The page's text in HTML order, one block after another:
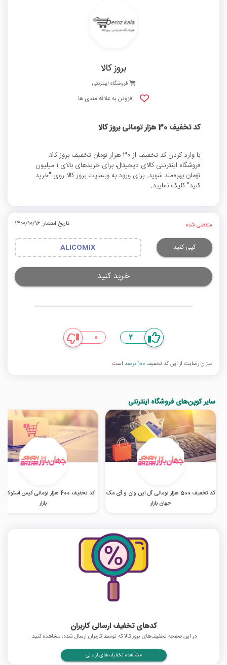
بروز کالا
فروشگاه اینترنتی
افزودن به علاقه مندی ها
کد تخفیف 30 هزار تومانی بروز کالا
با وارد کردن کد تخفیف از 30 هزار تومان تخفیف بروز کالا،
فروشگاه اینترنتی کالای دیجیتال، برای خریدهای بالای 1 میلیون
تومان بهره‌مند شوید. برای ورود به وبسایت بروز کالا روی "خرید
کنید" کلیک نمایید.
منقضی شده تاریخ انتشار: 1400/10/16
کپی کنید ALICOMIX
خرید کنید
2
0
میزان رضایت از این کد تخفیف 100 درصد است
سایر کوپن‌های فروشگاه اینترنتی
کد تخفیف 500 هزار تومانی آل این وان و آی مک
جهان بازار
کد تخفیف 400 هزار تومانی کیس
بازار
کدهای تخفیف ارسالی کاربران
در این صفحه تخفیف‌های بروز کالا که توسط کاربران ارسال شده، مشاهده کنید.
مشاهده تخفیف‌های ارسالی